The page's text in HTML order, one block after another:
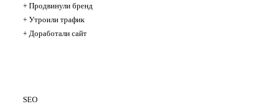
+ Продвинули бренд
+ Утроили трафик
+ Доработали сайт
SEO